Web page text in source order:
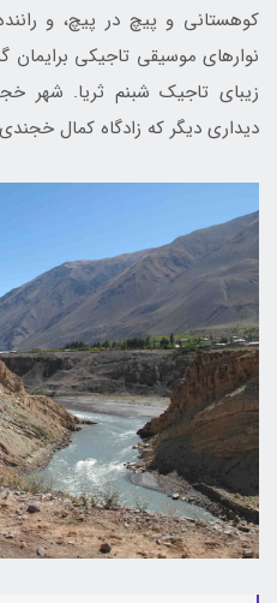
کوهستانی و پیچ در پیچ، و
نوارهای موسیقی تاجیکی
زیبای تاجیک شبنم ثریا. شهر
دیداری دیگر که زادگاه کمال